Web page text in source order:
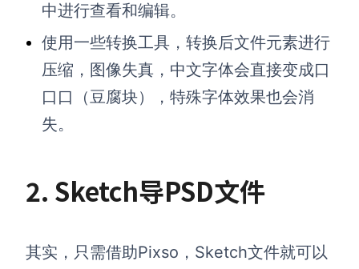
中进行查看和编辑。
使用一些转换工具，转换后文件元素进行
压缩，图像失真，中文字体会直接变成口
口口（豆腐块），特殊字体效果也会消
失。
2. Sketch导PSD文件
其实，只需借助Pixso，Sketch文件就可以